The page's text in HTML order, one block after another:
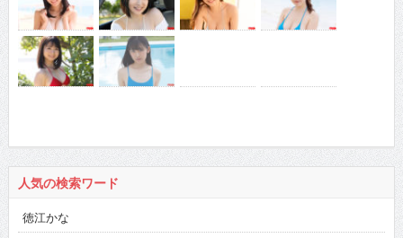
人気の検索ワード
徳江かな